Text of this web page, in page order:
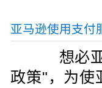
亚马逊使用支付
想必亚
政策"，为使